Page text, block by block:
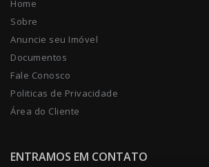
Home
Sobre
Anuncie seu Imóvel
Documentos
Fale Conosco
Politicas de Privacidade
Área do Cliente
ENTRAMOS EM CONTATO